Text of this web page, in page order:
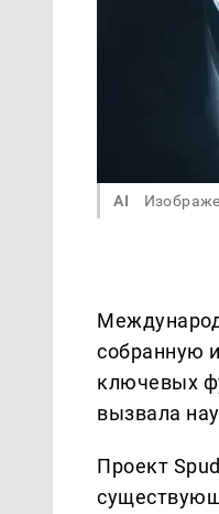
AI
собранную
ключевых
вызвала
Проект